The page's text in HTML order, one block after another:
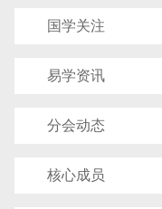
国学关注
易学资讯
分会动态
核心成员